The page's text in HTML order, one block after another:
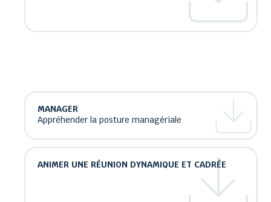
MANAGER
Appréhender la posture managériale
ANIMER UNE RÉUNION DYNAMIQUE ET CADRÉE